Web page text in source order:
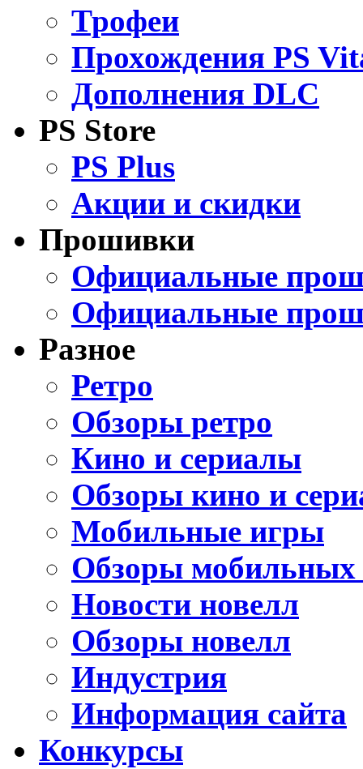
Трофеи
Прохождения PS
Дополнения DLC
PS Store
PS Plus
Акции и скидки
Прошивки
Официальные
Официальные
Разное
Ретро
Обзоры ретро
Кино и сериалы
Обзоры кино и
Мобильные игры
Обзоры мобильных
Новости новелл
Обзоры новелл
Индустрия
Информация сайта
Конкурсы